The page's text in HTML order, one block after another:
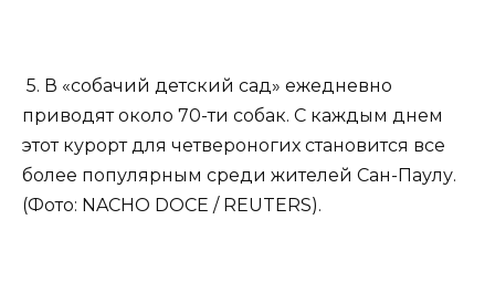
5. В «собачий детский сад» ежедневно
приводят около 70-ти собак. С каждым днем
этот курорт для четвероногих становится все
более популярным среди жителей Сан-Паулу.
(Фото: NACHO DOCE / REUTERS).